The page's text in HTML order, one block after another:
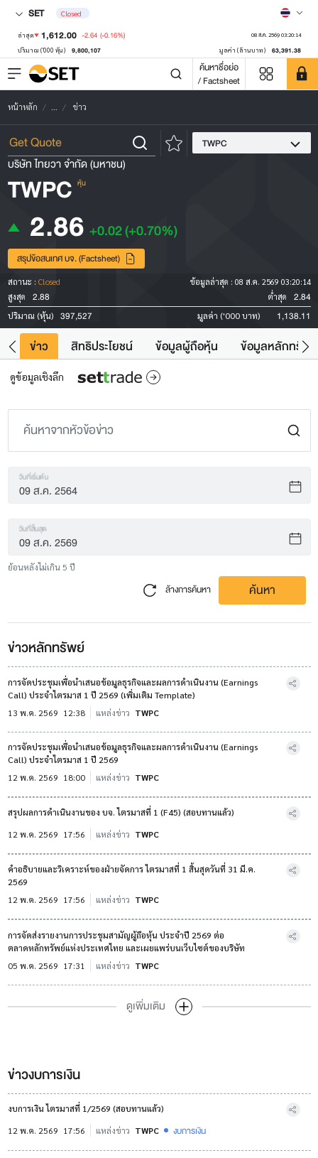
SET Closed
ล่าสุด 1,612.00 -2.64 (-0.16%) 08 ส.ค. 2569 03:20:14
ปริมาณ ('000 หุ้น) 9,800,107 มูลค่า (ล้านบาท) 63,391.38
ค้นหาชื่อย่อ
/ Factsheet
หน้าหลัก ... ข่าว
TWPC
บริษัท ไทยวา จำกัด (มหาชน)
TWPC หุ้น
2.86 +0.02(+0.70%)
สรุปข้อสนเทศ บจ. (Factsheet)
สถานะ : Closed ข้อมูลล่าสุด : 08 ส.ค. 2569 03:20:14
สูงสุด
2.88 ต่ำสุด 2.84
ปริมาณ (หุ้น) 397,527 มูลค่า ('000 บาท) 1,138.11
ข่าว สิทธิประโยชน์ ข้อมูลผู้ถือหุ้น ข้อมูลหลักทรัพย์
ดูข้อมูลเชิงลึก
วันที่เริ่มต้น
วันที่สิ้นสุด
ย้อนหลังไม่เกิน 5 ปี
ล้างการค้นหา ค้นหา
ข่าวหลักทรัพย์
การจัดประชุมเพื่อนำเสนอข้อมูลธุรกิจและผลการดำเนินงาน (Earnings
Call) ประจำไตรมาส 1 ปี 2569 (เพิ่มเติม Template)
13 พ.ค. 2569 12:38 แหล่งข่าว TWPC
การจัดประชุมเพื่อนำเสนอข้อมูลธุรกิจและผลการดำเนินงาน (Earnings
Call) ประจำไตรมาส 1 ปี 2569
12 พ.ค. 2569 18:00 แหล่งข่าว TWPC
สรุปผลการดำเนินงานของ บจ. ไตรมาสที่ 1 (F45) (สอบทานแล้ว)
12 พ.ค. 2569 17:56 แหล่งข่าว TWPC
คำอธิบายและวิเคราะห์ของฝ่ายจัดการ ไตรมาสที่ 1 สิ้นสุดวันที่ 31 มี.ค.
2569
12 พ.ค. 2569 17:56 แหล่งข่าว TWPC
การจัดส่งรายงานการประชุมสามัญผู้ถือหุ้น ประจำปี 2569 ต่อ
ตลาดหลักทรัพย์แห่งประเทศไทย และเผยแพร่บนเว็บไซต์ของบริษัท
05 พ.ค. 2569 17:31 แหล่งข่าว TWPC
ดูเพิ่มเติม
ข่าวงบการเงิน
งบการเงิน ไตรมาสที่ 1/2569 (สอบทานแล้ว)
12 พ.ค. 2569 17:56 แหล่งข่าว TWPC งบการเงิน